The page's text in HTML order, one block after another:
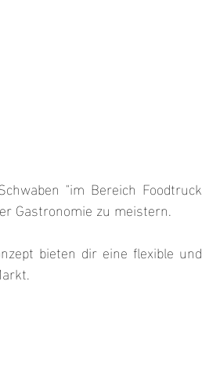
"im Bereich Foodtruck
Gastronomie zu meistern.
bieten dir eine flexible und